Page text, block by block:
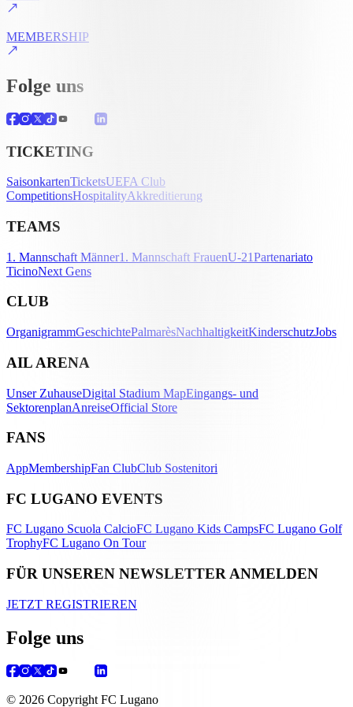
MEMBERSHIP
Folge uns
TICKETING
SaisonkartenTicketsUEFA Club
CompetitionsHospitalityAkkreditierung
TEAMS
1. Mannschaft Männer1. Mannschaft FrauenU-21Partenariato
TicinoNext Gens
CLUB
OrganigrammGeschichtePalmarèsNachhaltigkeitKinderschutzJobs
AIL ARENA
Unser ZuhauseDigital Stadium MapEingangs- und
SektorenplanAnreiseOfficial Store
FANS
AppMembershipFan ClubClub Sostenitori
FC LUGANO EVENTS
FC Lugano Scuola CalcioFC Lugano Kids CampsFC Lugano Golf
TrophyFC Lugano On Tour
FÜR UNSEREN NEWSLETTER ANMELDEN
JETZT REGISTRIEREN
Folge uns
© 2026 Copyright FC Lugano